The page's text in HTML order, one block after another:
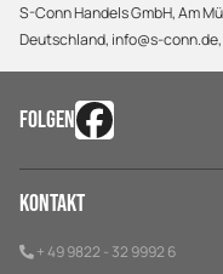
S-Conn Handels GmbH, Am
Deutschland, info@s-
FOLGEN
Kontakt
+ 49 9822 - 32 9992 6